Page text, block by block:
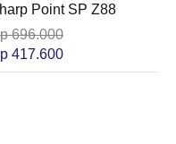
Point SP Z88
696.000
417.600